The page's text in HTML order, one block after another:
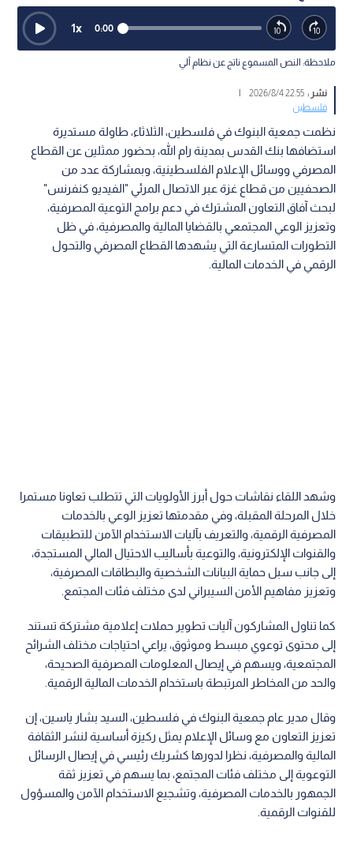
0:00
1x
ملاحظة: النص المسموع ناتج عن نظام آلي
نشر :22:55 2026/8/4
|
فلسطين
نظمت جمعية البنوك في فلسطين، الثلاثاء، طاولة مستديرة
استضافها بنك القدس بمدينة رام الله، بحضور ممثلين عن القطاع
المصرفي ووسائل الإعلام الفلسطينية، وبمشاركة عدد من
الصحفيين من قطاع غزة عبر الاتصال المرئي "الفيديو كنفرنس"
لبحث آفاق التعاون المشترك في دعم برامج التوعية المصرفية،
وتعزيز الوعي المجتمعي بالقضايا المالية والمصرفية، في ظل
التطورات المتسارعة التي يشهدها القطاع المصرفي والتحول
الرقمي في الخدمات المالية.
وشهد اللقاء نقاشات حول أبرز الأولويات التي تتطلب تعاونا مستمرا
خلال المرحلة المقبلة، وفي مقدمتها تعزيز الوعي بالخدمات
المصرفية الرقمية، والتعريف بآليات الاستخدام الآمن للتطبيقات
والقنوات الإلكترونية، والتوعية بأساليب الاحتيال المالي المستجدة،
إلى جانب سبل حماية البيانات الشخصية والبطاقات المصرفية،
وتعزيز مفاهيم الأمن السيبراني لدى مختلف فئات المجتمع.
كما تناول المشاركون آليات تطوير حملات إعلامية مشتركة تستند
إلى محتوى توعوي مبسط وموثوق، يراعي احتياجات مختلف الشرائح
المجتمعية، ويسهم في إيصال المعلومات المصرفية الصحيحة،
والحد من المخاطر المرتبطة باستخدام الخدمات المالية الرقمية.
وقال مدير عام جمعية البنوك في فلسطين، السيد بشار ياسين، إن
تعزيز التعاون مع وسائل الإعلام يمثل ركيزة أساسية لنشر الثقافة
المالية والمصرفية، نظرا لدورها كشريك رئيسي في إيصال الرسائل
التوعوية إلى مختلف فئات المجتمع، بما يسهم في تعزيز ثقة
الجمهور بالخدمات المصرفية، وتشجيع الاستخدام الآمن والمسؤول
للقنوات الرقمية.